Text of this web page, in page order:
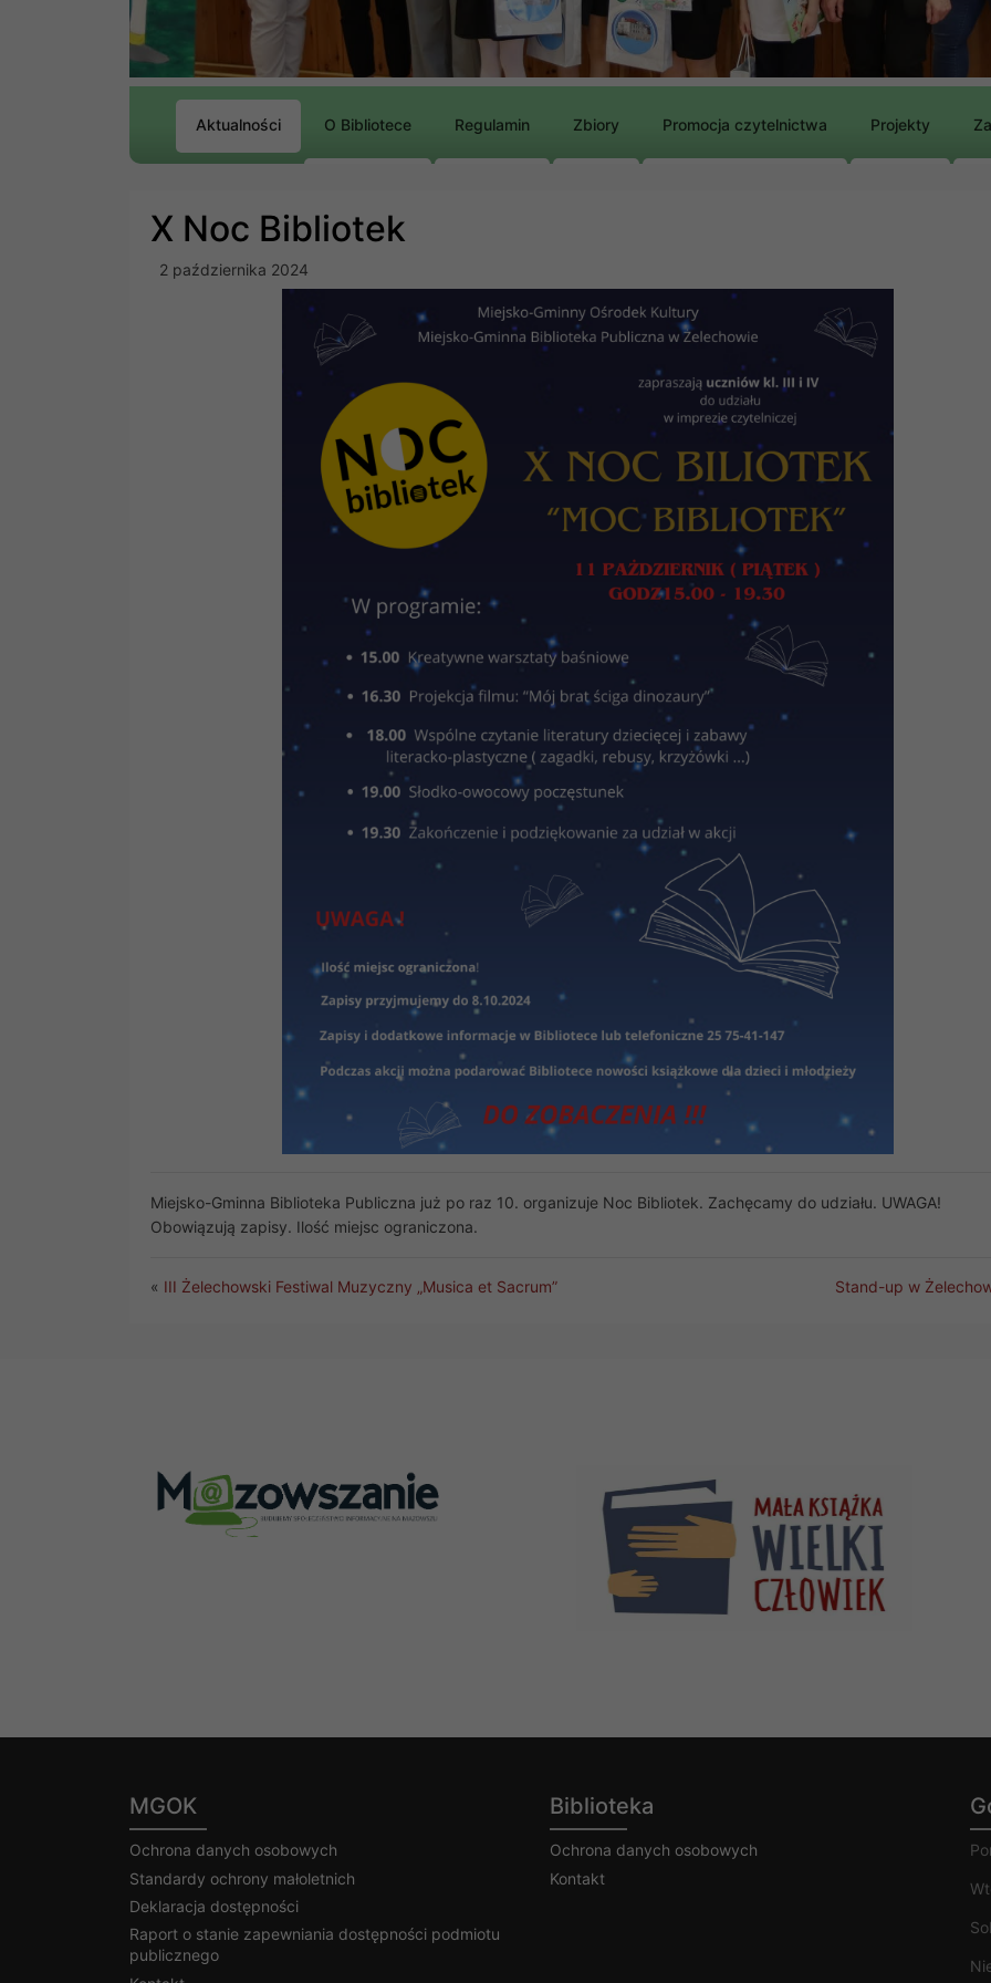
Aktualności O Bibliotece Regulamin Zbiory Promocja czytelnictwa Projekty
X Noc Bibliotek
2 października 2024
Miejsko-Gminna Biblioteka Publiczna już po raz 10. organizuje Noc Bibliotek. Zachęcamy do udziału. UWAGA!
Obowiązują zapisy. Ilość miejsc ograniczona.
« III Żelechowski Festiwal Muzyczny „Musica et Sacrum” Stand-up w
MGOK
Ochrona danych osobowych
Standardy ochrony małoletnich
Deklaracja dostępności
Raport o stanie zapewniania dostępności podmiotu
publicznego
Biblioteka
Ochrona danych osobowych
Kontakt